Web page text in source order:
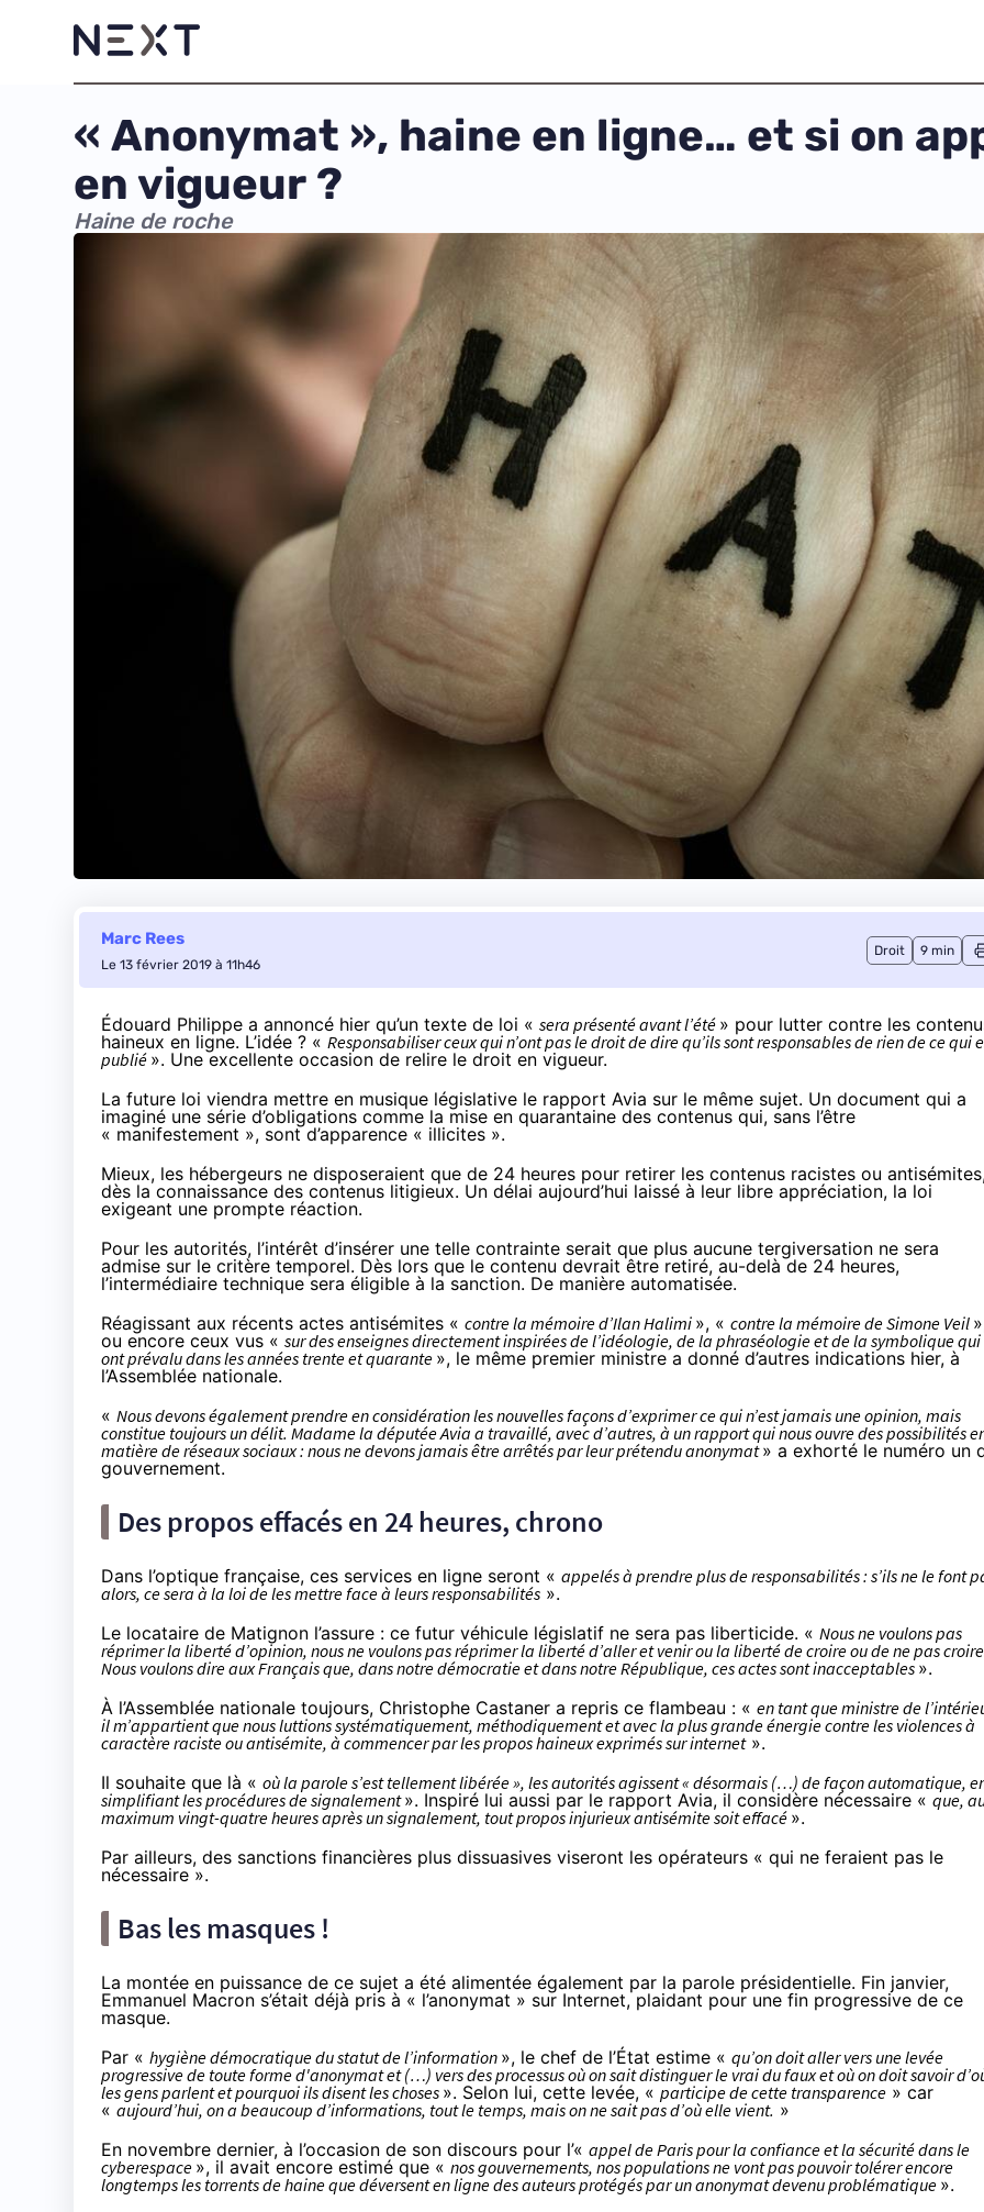
« Anonymat », haine en ligne… et si on
en vigueur ?
Haine de roche
Marc Rees
Le 13 février 2019 à 11h46
Droit 9 min
Édouard Philippe a annoncé hier qu’un texte de loi « sera présenté avant l’été » pour lutter contre les
haineux en ligne. L’idée ? « Responsabiliser ceux qui n’ont pas le droit de dire qu’ils sont responsables de rien de ce qui
publié ». Une excellente occasion de relire le droit en vigueur.
La future loi viendra mettre en musique législative le rapport Avia sur le même sujet. Un document qui a
imaginé une série d’obligations comme la mise en quarantaine des contenus qui, sans l’être
« manifestement », sont d’apparence « illicites ».
Mieux, les hébergeurs ne disposeraient que de 24 heures pour retirer les contenus racistes ou
dès la connaissance des contenus litigieux. Un délai aujourd’hui laissé à leur libre appréciation, la loi
exigeant une prompte réaction.
Pour les autorités, l’intérêt d’insérer une telle contrainte serait que plus aucune tergiversation ne sera
admise sur le critère temporel. Dès lors que le contenu devrait être retiré, au-delà de 24 heures,
l’intermédiaire technique sera éligible à la sanction. De manière automatisée.
Réagissant aux récents actes antisémites « contre la mémoire d’Ilan Halimi », « contre la mémoire de Simone Veil
ou encore ceux vus « sur des enseignes directement inspirées de l’idéologie, de la phraséologie et de la symbolique qui
ont prévalu dans les années trente et quarante », le même premier ministre a donné d’autres indications hier, à
l’Assemblée nationale.
« Nous devons également prendre en considération les nouvelles façons d’exprimer ce qui n’est jamais une opinion, mais
constitue toujours un délit. Madame la députée Avia a travaillé, avec d’autres, à un rapport qui nous ouvre des possibilités
matière de réseaux sociaux : nous ne devons jamais être arrêtés par leur prétendu anonymat» a exhorté le numéro un
gouvernement.
Des propos effacés en 24 heures, chrono
Dans l’optique française, ces services en ligne seront « appelés à prendre plus de responsabilités : s’ils ne le font
alors, ce sera à la loi de les mettre face à leurs responsabilités ».
Le locataire de Matignon l’assure : ce futur véhicule législatif ne sera pas liberticide. « Nous ne voulons pas
réprimer la liberté d’opinion, nous ne voulons pas réprimer la liberté d’aller et venir ou la liberté de croire ou de ne pas
Nous voulons dire aux Français que, dans notre démocratie et dans notre République, ces actes sont inacceptables ».
À l’Assemblée nationale toujours, Christophe Castaner a repris ce flambeau : « en tant que ministre de
il m’appartient que nous luttions systématiquement, méthodiquement et avec la plus grande énergie contre les violences à
caractère raciste ou antisémite, à commencer par les propos haineux exprimés sur internet».
Il souhaite que là « où la parole s’est tellement libérée », les autorités agissent « désormais (…) de façon automatique,
simplifiant les procédures de signalement». Inspiré lui aussi par le rapport Avia, il considère nécessaire « que,
maximum vingt-quatre heures après un signalement, tout propos injurieux antisémite soit effacé ».
Par ailleurs, des sanctions financières plus dissuasives viseront les opérateurs « qui ne feraient pas le
nécessaire ».
Bas les masques !
La montée en puissance de ce sujet a été alimentée également par la parole présidentielle. Fin janvier,
Emmanuel Macron s’était déjà pris à « l’anonymat » sur Internet, plaidant pour une fin progressive de ce
masque.
Par « hygiène démocratique du statut de l’information », le chef de l’État estime « qu’on doit aller vers une levée
progressive de toute forme d'anonymat et (…) vers des processus où on sait distinguer le vrai du faux et où on doit savoir
les gens parlent et pourquoi ils disent les choses ». Selon lui, cette levée, « participe de cette transparence » car
« aujourd’hui, on a beaucoup d’informations, tout le temps, mais on ne sait pas d’où elle vient. »
En novembre dernier, à l’occasion de son discours pour l’« appel de Paris pour la confiance et la sécurité dans le
cyberespace », il avait encore estimé que « nos gouvernements, nos populations ne vont pas pouvoir tolérer encore
longtemps les torrents de haine que déversent en ligne des auteurs protégés par un anonymat devenu problématique ».